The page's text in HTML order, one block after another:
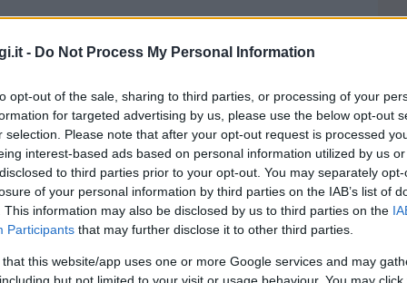
- Do Not Process My Personal Information
opt-out of the sale, sharing to third parties, or processing of your
for targeted advertising by us, please use the below opt-out
selection. Please note that after your opt-out request is processed
interest-based ads based on personal information utilized by us
to third parties prior to your opt-out. You may separately
of your personal information by third parties on the IAB’s list of
This information may also be disclosed by us to third parties on the
Participants that may further disclose it to other third parties.
that this website/app uses one or more Google services and may
media, automunito/a